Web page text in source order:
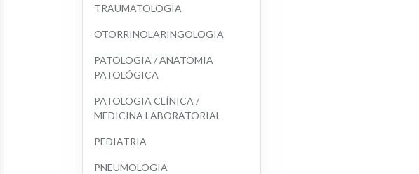
TRAUMATOLOGIA
OTORRINOLARINGOLOGIA
PATOLOGIA / ANATOMIA
PATOLÓGICA
PATOLOGIA CLÍNICA /
MEDICINA LABORATORIAL
PEDIATRIA
PNEUMOLOGIA